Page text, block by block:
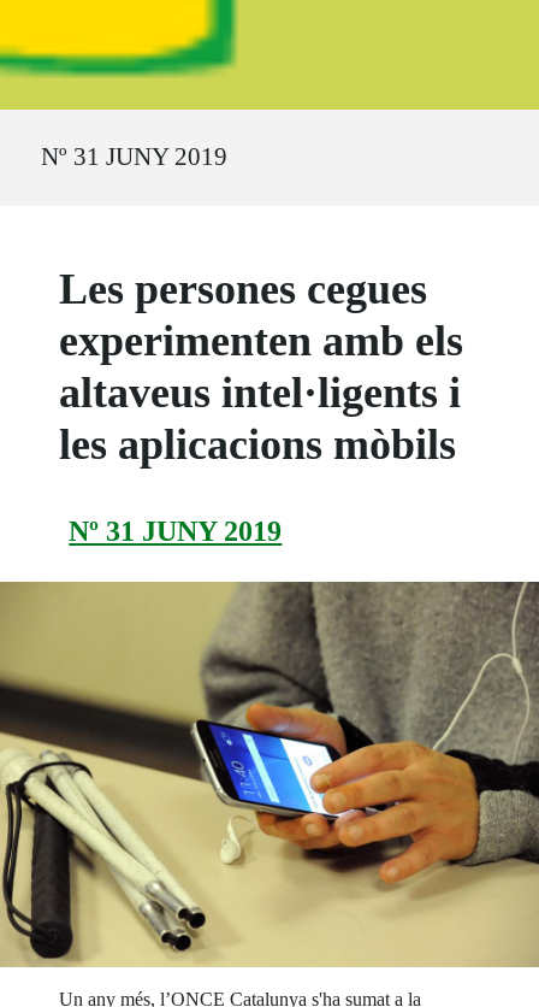
Nº 31 JUNY 2019
Les persones cegues
experimenten amb els
altaveus intel·ligents i
les aplicacions mòbils
Nº 31 JUNY 2019
Un any més, l’ONCE Catalunya s'ha sumat a la